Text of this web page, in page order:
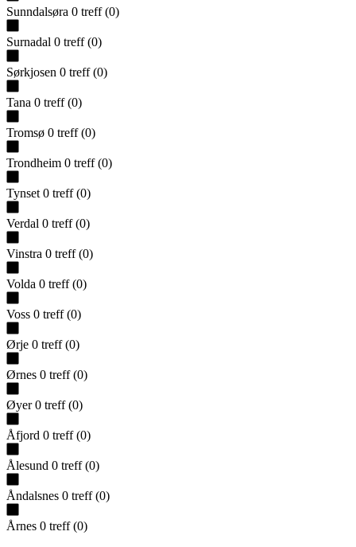
Sunndalsøra 0 treff (0)
Surnadal 0 treff (0)
Sørkjosen 0 treff (0)
Tana 0 treff (0)
Tromsø 0 treff (0)
Trondheim 0 treff (0)
Tynset 0 treff (0)
Verdal 0 treff (0)
Vinstra 0 treff (0)
Volda 0 treff (0)
Voss 0 treff (0)
Ørje 0 treff (0)
Ørnes 0 treff (0)
Øyer 0 treff (0)
Åfjord 0 treff (0)
Ålesund 0 treff (0)
Åndalsnes 0 treff (0)
Årnes 0 treff (0)